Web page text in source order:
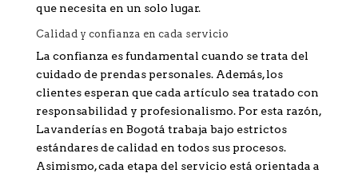
que necesita en un solo lugar.
Calidad y confianza en cada servicio
La confianza es fundamental cuando se trata del
cuidado de prendas personales. Además, los
clientes esperan que cada artículo sea tratado con
responsabilidad y profesionalismo. Por esta razón,
Lavanderías en Bogotá trabaja bajo estrictos
estándares de calidad en todos sus procesos.
Asimismo, cada etapa del servicio está orientada a